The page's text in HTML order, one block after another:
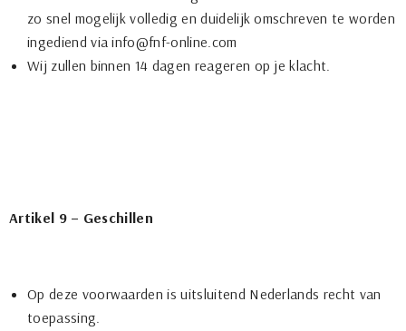
zo snel mogelijk volledig en duidelijk omschreven te worden
ingediend via info@fnf-online.com
Wij zullen binnen 14 dagen reageren op je klacht.
Artikel 9 – Geschillen
Op deze voorwaarden is uitsluitend Nederlands recht van
toepassing.